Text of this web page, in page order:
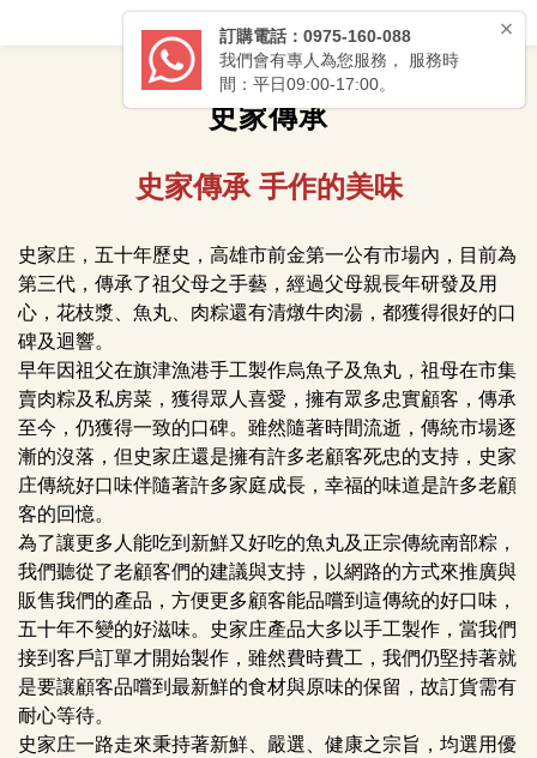
史家傳承
史家傳承 手作的美味
史家庄，五十年歷史，高雄市前金第一公有市場內，目前為
第三代，傳承了祖父母之手藝，經過父母親長年研發及用
心，花枝漿、魚丸、肉粽還有清燉牛肉湯，都獲得很好的口
碑及迴響。
早年因祖父在旗津漁港手工製作烏魚子及魚丸，祖母在市集
賣肉粽及私房菜，獲得眾人喜愛，擁有眾多忠實顧客，傳承
至今，仍獲得一致的口碑。雖然隨著時間流逝，傳統市場逐
漸的沒落，但史家庄還是擁有許多老顧客死忠的支持，史家
庄傳統好口味伴隨著許多家庭成長，幸福的味道是許多老顧
客的回憶。
為了讓更多人能吃到新鮮又好吃的魚丸及正宗傳統南部粽，
我們聽從了老顧客們的建議與支持，以網路的方式來推廣與
販售我們的產品，方便更多顧客能品嚐到這傳統的好口味，
五十年不變的好滋味。史家庄產品大多以手工製作，當我們
接到客戶訂單才開始製作，雖然費時費工，我們仍堅持著就
是要讓顧客品嚐到最新鮮的食材與原味的保留，故訂貨需有
耐心等待。
史家庄一路走來秉持著新鮮、嚴選、健康之宗旨，均選用優